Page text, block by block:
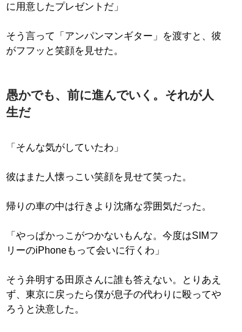
に用意したプレゼントだ」
そう言って「アンパンマンギター」を渡すと、彼
がフフッと笑顔を見せた。
愚かでも、前に進んでいく。それが人
生だ
「そんな気がしていたわ」
彼はまた人懐っこい笑顔を見せて笑った。
帰りの車の中は行きより沈痛な雰囲気だった。
「やっぱかっこがつかないもんな。今度はSIMフ
リーのiPhoneもって会いに行くわ」
そう弁明する田原さんに誰も答えない。とりあえ
ず、東京に戻ったら僕が息子の代わりに殴ってや
ろうと決意した。